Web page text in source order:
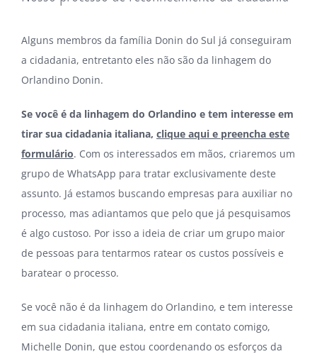
Alguns membros da família Donin do Sul já conseguiram
a cidadania, entretanto eles não são da linhagem do
Orlandino Donin.
Se você é da linhagem do Orlandino e tem interesse em
tirar sua cidadania italiana, clique aqui e preencha este
formulário. Com os interessados em mãos, criaremos um
grupo de WhatsApp para tratar exclusivamente deste
assunto. Já estamos buscando empresas para auxiliar no
processo, mas adiantamos que pelo que já pesquisamos
é algo custoso. Por isso a ideia de criar um grupo maior
de pessoas para tentarmos ratear os custos possíveis e
baratear o processo.
Se você não é da linhagem do Orlandino, e tem interesse
em sua cidadania italiana, entre em contato comigo,
Michelle Donin, que estou coordenando os esforços da